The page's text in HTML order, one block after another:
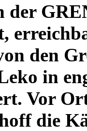
der
den
in
Vor
die